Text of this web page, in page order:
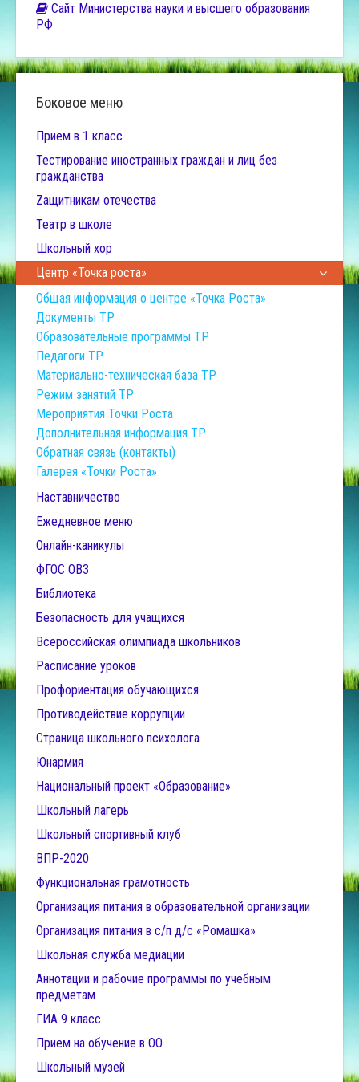
Сайт Министерства науки и высшего образования
РФ
Боковое меню
Прием в 1 класс
Тестирование иностранных граждан и лиц без
гражданства
Zащитникам отечества
Театр в школе
Школьный хор
Центр «Точка роста»
Общая информация о центре «Точка Роста»
Документы ТР
Образовательные программы ТР
Педагоги ТР
Материально-техническая база ТР
Режим занятий ТР
Мероприятия Точки Роста
Дополнительная информация ТР
Обратная связь (контакты)
Галерея «Точки Роста»
Наставничество
Ежедневное меню
Онлайн-каникулы
ФГОС ОВЗ
Библиотека
Безопасность для учащихся
Всероссийская олимпиада школьников
Расписание уроков
Профориентация обучающихся
Противодействие коррупции
Страница школьного психолога
Юнармия
Национальный проект «Образование»
Школьный лагерь
Школьный спортивный клуб
ВПР-2020
Функциональная грамотность
Организация питания в образовательной организации
Организация питания в с/п д/с «Ромашка»
Школьная служба медиации
Аннотации и рабочие программы по учебным
предметам
ГИА 9 класс
Прием на обучение в ОО
Школьный музей